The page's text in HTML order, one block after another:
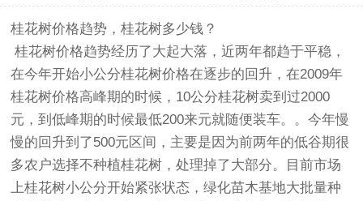
桂花树价格趋势，桂花树多少钱？
桂花树价格趋势经历了大起大落，近两年都趋于平稳，
在今年开始小公分桂花树价格在逐步的回升，在2009年
桂花树价格高峰期的时候，10公分桂花树卖到过2000
元，到低峰期的时候最低200来元就随便装车。。今年慢
慢的回升到了500元区间，主要是因为前两年的低谷期很
多农户选择不种植桂花树，处理掉了大部分。目前市场
上桂花树小公分开始紧张状态，绿化苗木基地大批量种